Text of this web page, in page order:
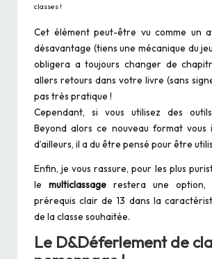
classes !
Cet élément peut-être vu comme un
désavantage (tiens une mécanique du
obligera a toujours changer de
allers retours dans votre livre (sans
pas très pratique !
Cependant, si vous utilisez des
Beyond alors ce nouveau format
d’ailleurs, il a du être pensé pour être
Enfin, je vous rassure, pour les plus
le multiclassage restera une option,
prérequis clair de 13 dans la
de la classe souhaitée.
Le D&Déferlement de